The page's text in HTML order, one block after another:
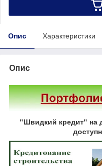
Опис Характеристики
Опис
"Швидкий кредит" на